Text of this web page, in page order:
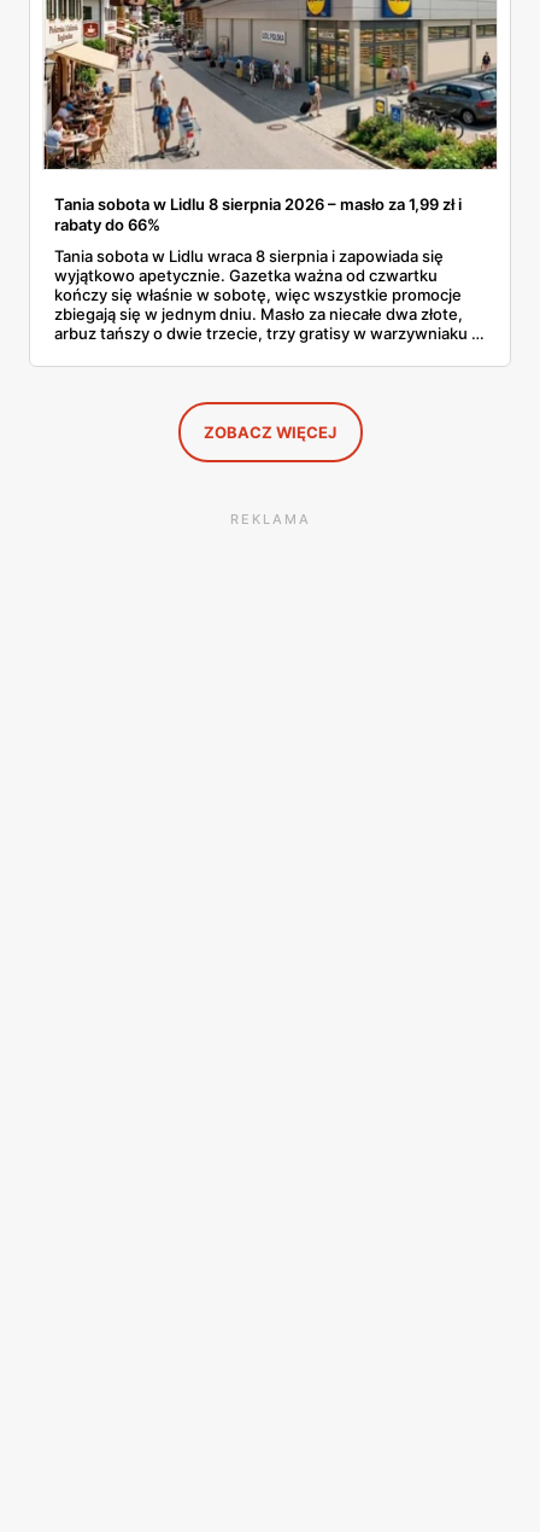
Tania sobota w Lidlu 8 sierpnia 2026 – masło za 1,99 zł i
rabaty do 66%
Tania sobota w Lidlu wraca 8 sierpnia i zapowiada się
wyjątkowo apetycznie. Gazetka ważna od czwartku
kończy się właśnie w sobotę, więc wszystkie promocje
zbiegają się w jednym dniu. Masło za niecałe dwa złote,
arbuz tańszy o dwie trzecie, trzy gratisy w warzywniaku i
całą sobotnią gazetkę Lidla strona po stronie i wybrałam
ZOBACZ WIĘCEJ
REKLAMA